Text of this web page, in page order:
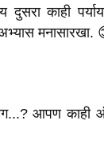
दुसरा काही
मनासारखा.
आपण काही